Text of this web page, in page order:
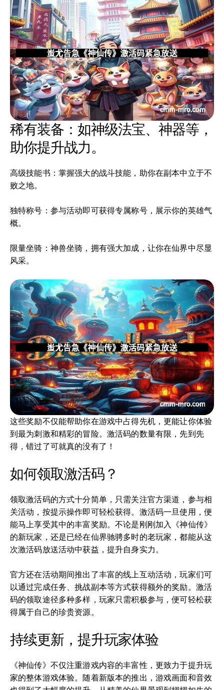
稀有装备：如神级法宝、神器等，
助你提升战力。
高级技能书：掌握强大的战斗技能，助你在副本中立于不
败之地。
独特称号：参与活动即可获得专属称号，展示你的英雄气
概。
限量坐骑：神兽坐骑，拥有强大加成，让你在仙界中尽显
风采。
这些奖励不仅能帮助你在游戏中占得先机，更能让你体验
到最为刺激和精彩的冒险。激活码的数量有限，先到先
得，错过了可就真的没有了！
如何领取激活码？
领取激活码的方式十分简单，只需关注官方渠道，参与相
关活动，按提示操作即可轻松获得。激活码一旦使用，便
能马上享受其中的丰富奖励。不论是刚刚加入《神仙传》
的新玩家，还是已经在仙界驰骋多时的老玩家，都能从这
次激活码放送活动中获益，提升自身实力。
官方还在活动期间推出了丰富的线上互动活动，玩家们可
以通过完成任务、挑战副本等方式获得额外的奖励。激活
码的领取途径多种多样，玩家只需积极参与，便可轻松获
得属于自己的珍贵资源。
持续更新，提升玩家体验
《神仙传》不仅注重游戏内容的丰富性，更致力于提升玩
家的整体游戏体验。随着新版本的推出，游戏画面和音效